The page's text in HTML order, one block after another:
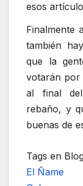
esos
Finalmente
también
que la
votarán por
al final del
rebaño, y
buenas de
Tags en
El Ñame